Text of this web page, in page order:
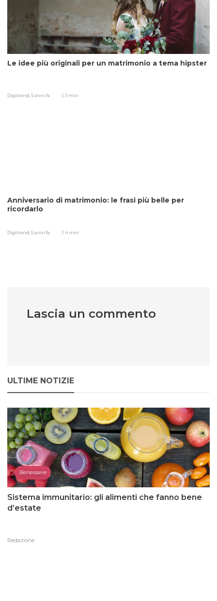
Le idee più originali per un matrimonio a tema hipster
Digitrend,5 anni fa 3 min
Anniversario di matrimonio: le frasi più belle per
ricordarlo
Digitrend,5 anni fa 4 min
Lascia un commento
ULTIME NOTIZIE
Benessere
Sistema immunitario: gli alimenti che fanno bene
d’estate
Redazione